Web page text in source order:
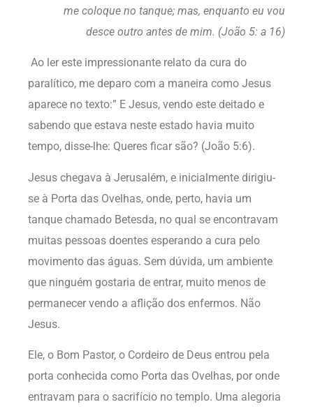
me coloque no tanque; mas, enquanto eu vou
desce outro antes de mim. (João 5: a 16)
Ao ler este impressionante relato da cura do
paralítico, me deparo com a maneira como Jesus
aparece no texto:” E Jesus, vendo este deitado e
sabendo que estava neste estado havia muito
tempo, disse-lhe: Queres ficar são? (João 5:6).
Jesus chegava à Jerusalém, e inicialmente dirigiu-
se à Porta das Ovelhas, onde, perto, havia um
tanque chamado Betesda, no qual se encontravam
muitas pessoas doentes esperando a cura pelo
movimento das águas. Sem dúvida, um ambiente
que ninguém gostaria de entrar, muito menos de
permanecer vendo a aflição dos enfermos. Não
Jesus.
Ele, o Bom Pastor, o Cordeiro de Deus entrou pela
porta conhecida como Porta das Ovelhas, por onde
entravam para o sacrifício no templo. Uma alegoria